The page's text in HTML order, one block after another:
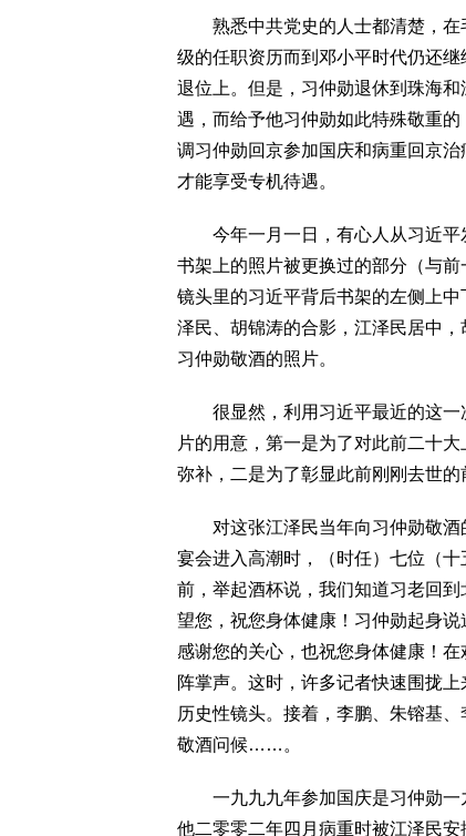
熟悉中共党史的人士都清楚，在
级的任职资历而到邓小平时代仍还
退位上。但是，习仲勋退休到珠海
遇，而给予他习仲勋如此特殊敬重
调习仲勋回京参加国庆和病重回京
才能享受专机待遇。
今年一月一日，有心人从习近平
书架上的照片被更换过的部分（与
镜头里的习近平背后书架的左侧上
泽民、胡锦涛的合影，江泽民居中
习仲勋敬酒的照片。
很显然，利用习近平最近的这一
片的用意，第一是为了对此前二十
弥补，二是为了彰显此前刚刚去世的
对这张江泽民当年向习仲勋敬酒
宴会进入高潮时，（时任）七位（
前，举起酒杯说，我们知道习老回
望您，祝您身体健康！习仲勋起身
感谢您的关心，也祝您身体健康！
阵掌声。这时，许多记者快速围拢
历史性镜头。接着，李鹏、朱镕基
敬酒问候……。
一九九九年参加国庆是习仲勋一
他二零零二年四月病重时被江泽民安